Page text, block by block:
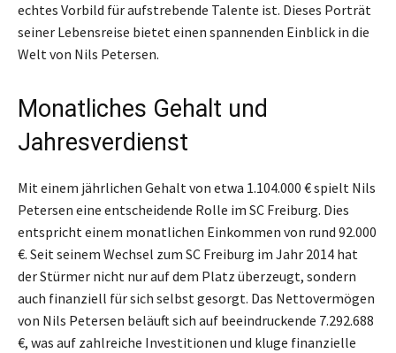
echtes Vorbild für aufstrebende Talente ist. Dieses Porträt
seiner Lebensreise bietet einen spannenden Einblick in die
Welt von Nils Petersen.
Monatliches Gehalt und
Jahresverdienst
Mit einem jährlichen Gehalt von etwa 1.104.000 € spielt Nils
Petersen eine entscheidende Rolle im SC Freiburg. Dies
entspricht einem monatlichen Einkommen von rund 92.000
€. Seit seinem Wechsel zum SC Freiburg im Jahr 2014 hat
der Stürmer nicht nur auf dem Platz überzeugt, sondern
auch finanziell für sich selbst gesorgt. Das Nettovermögen
von Nils Petersen beläuft sich auf beeindruckende 7.292.688
€, was auf zahlreiche Investitionen und kluge finanzielle